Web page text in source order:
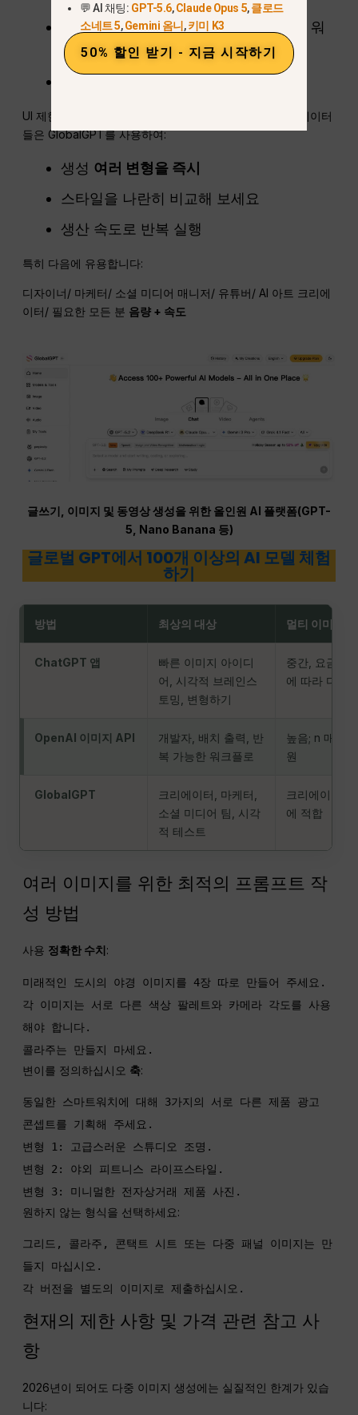
크리에이터를 위한 배치 작업에 적합한 워
크플로
UI 제한과 싸우거나 여러 ChatGPT 탭을 열지 않고, 크리에이터
들은 GlobalGPT를 사용하여:
생성 여러 변형을 즉시
스타일을 나란히 비교해 보세요
생산 속도로 반복 실행
특히 다음에 유용합니다:
디자이너/ 마케터/ 소셜 미디어 매니저/ 유튜버/ AI 아트 크리에
이터/ 필요한 모든 분 음량 + 속도
글쓰기, 이미지 및 동영상 생성을 위한 올인원 AI 플랫폼(GPT-
5, Nano Banana 등)
글로벌 GPT에서 100개 이상의 AI 모델 체험
하기
방법 최상의 대상 멀티 이미지
ChatGPT 앱
빠른 이미지 아이디
어, 시각적 브레인스
토밍, 변형하기
중간, 요금제
에 따라 다름
OpenAI 이미지 API
개발자, 배치 출력, 반
복 가능한 워크플로
높음; n 매개
원
GlobalGPT
크리에이터, 마케터,
소셜 미디어 팀, 시각
적 테스트
크리에이터
에 적합
여러 이미지를 위한 최적의 프롬프트 작
성 방법
사용 정확한 수치:
미래적인 도시의 야경 이미지를 4장 따로 만들어 주세요.
각 이미지는 서로 다른 색상 팔레트와 카메라 각도를 사용
해야 합니다.
콜라주는 만들지 마세요.
변이를 정의하십시오 축:
동일한 스마트워치에 대해 3가지의 서로 다른 제품 광고
콘셉트를 기획해 주세요.
변형 1: 고급스러운 스튜디오 조명.
변형 2: 야외 피트니스 라이프스타일.
변형 3: 미니멀한 전자상거래 제품 사진.
원하지 않는 형식을 선택하세요:
그리드, 콜라주, 콘택트 시트 또는 다중 패널 이미지는 만
들지 마십시오.
각 버전을 별도의 이미지로 제출하십시오.
현재의 제한 사항 및 가격 관련 참고 사
항
2026년이 되어도 다중 이미지 생성에는 실질적인 한계가 있습
니다:
💬 AI 채팅: GPT-5.6,Claude Opus 5,클로드
소네트 5,Gemini 옴니 ,키미 K3
50% 할인 받기 - 지금 시작하기